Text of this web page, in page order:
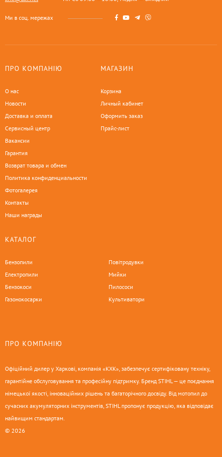
Ми в соц. мережах
ПРО КОМПАНІЮ
О нас
Новости
Доставка и оплата
Сервисный центр
Вакансии
Гарантия
Возврат товара и обмен
Политика конфиденциальности
Фотогалерея
Контакты
Наши награды
МАГАЗИН
Корзина
Личный кабинет
Оформить заказ
Прайс-лист
КАТАЛОГ
Бензопили
Електропили
Бензокоси
Газонокосарки
Повітродувки
Мийки
Пилососи
Культиватори
ПРО КОМПАНІЮ
Офіційний дилер у Харкові, компанія «КХК», забезпечує сертифіковану техніку,
гарантійне обслуговування та професійну підтримку. Бренд STIHL — це поєднання
німецької якості, інноваційних рішень та багаторічного досвіду. Від мотопил до
сучасних акумуляторних інструментів, STIHL пропонує продукцію, яка відповідає
найвищим стандартам.
© 2026